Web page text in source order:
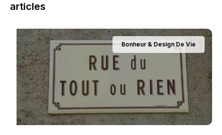
articles
Bonheur & Design De Vie